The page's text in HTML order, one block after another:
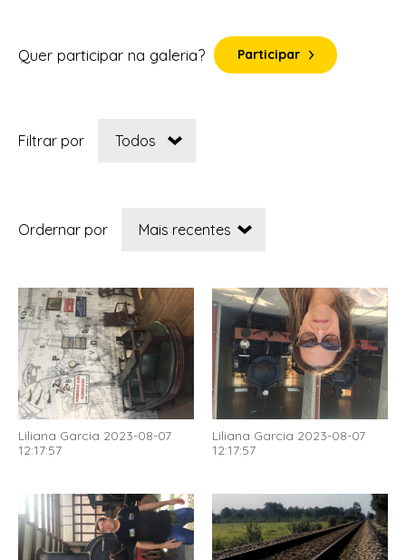
Quer participar na galeria? Participar
Filtrar por
Ordernar por
Liliana Garcia 2023-08-07
12:17:57
Liliana Garcia 2023-08-07
12:17:57